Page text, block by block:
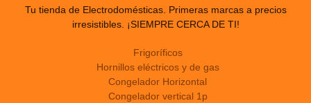
Tu tienda de Electrodomésticas. Primeras marcas a precios
irresistibles. ¡SIEMPRE CERCA DE TI!
Frigoríficos
Hornillos eléctricos y de gas
Congelador Horizontal
Congelador vertical 1p